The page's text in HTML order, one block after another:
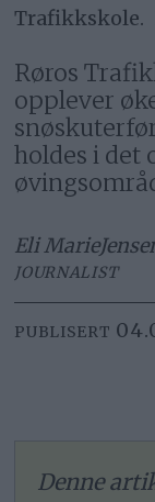
Trafikkskole.
Røros
opplever
holdes i det
Eli Marie
JOURNALIST
PUBLISERT
Denne